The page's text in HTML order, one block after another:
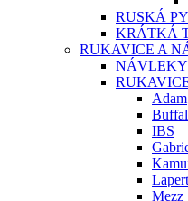
RUSKÁ
KRÁTKÁ
RUKAVICE A
Adam
IBS
Mezz